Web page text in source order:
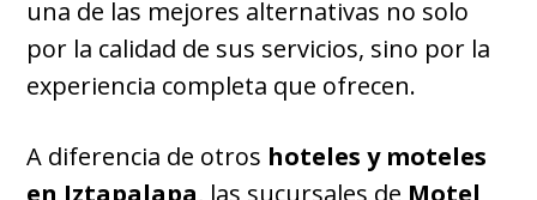
una de las mejores alternativas no solo
por la calidad de sus servicios, sino por la
experiencia completa que ofrecen.
A diferencia de otros hoteles y moteles
en Iztapalapa, las sucursales de Motel